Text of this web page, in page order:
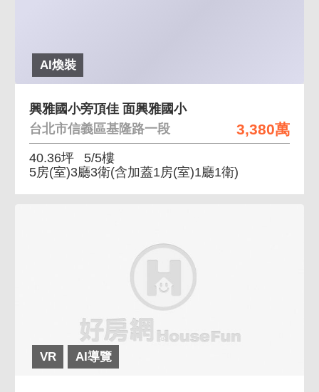
AI煥裝
3,380萬
興雅國小旁頂佳 面興雅國小
台北市信義區基隆路一段
40.36坪
5/5樓
5房(室)3廳3衛(含加蓋1房(室)1廳1衛)
VR AI導覽